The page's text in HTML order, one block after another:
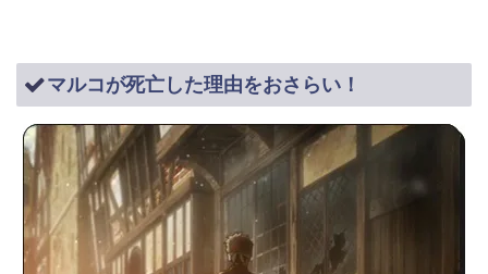
マルコが死亡した理由をおさらい！